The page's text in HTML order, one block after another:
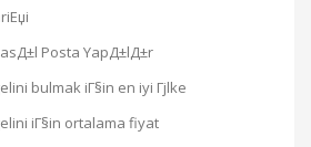
Posta YapД±lД±r
bulmak iГ§in en iyi Гјlke
iГ§in ortalama fiyat